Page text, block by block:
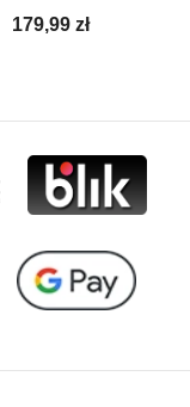
Cena
179,99 zł